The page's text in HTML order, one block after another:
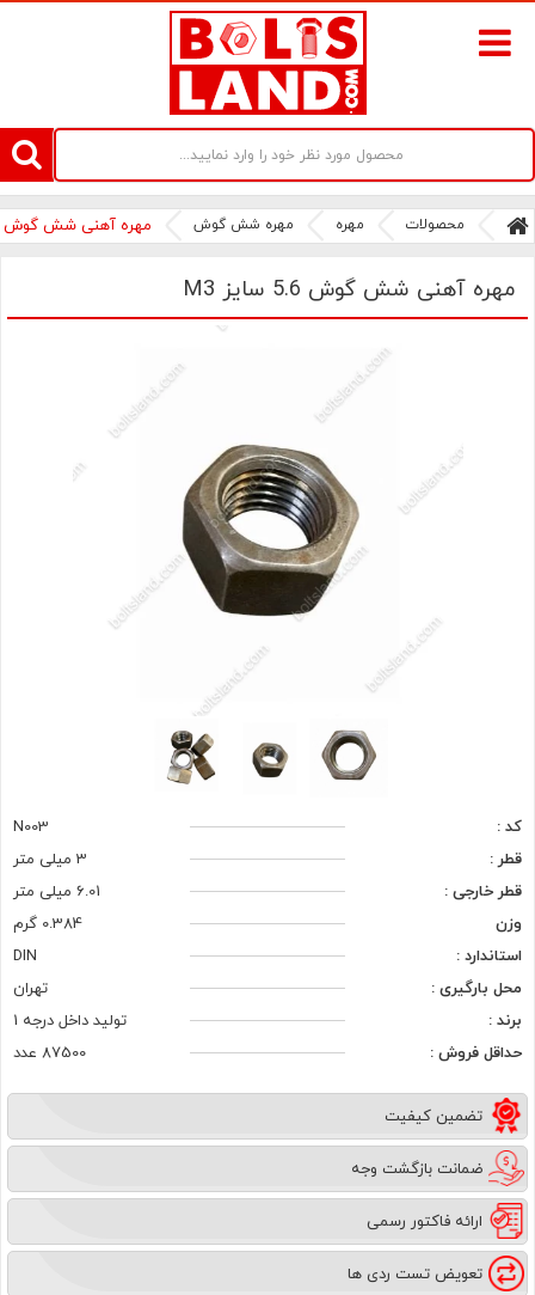
سامانه آنلاین فروش پیچ و مهره های صنعتی بولتز لند | سرزمین پیچ
محصولات مهره مهره شش گوش مهره آهنی شش گوش 5.6 سایز M3
مهره آهنی شش گوش 5.6 سایز M3
کد :
N003
قطر :
3 میلی متر
قطر خارجی :
6.01 میلی متر
وزن
0.384 گرم
استاندارد :
DIN
محل بارگیری :
تهران
برند :
تولید داخل درجه 1
حداقل فروش :
87500 عدد
تضمین کیفیت
ضمانت بازگشت وجه
ارائه فاکتور رسمی
تعویض تست ردی ها